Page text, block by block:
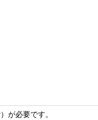
が必要です。